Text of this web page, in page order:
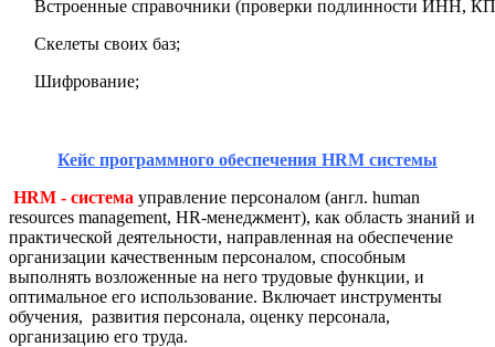
Встроенные справочники (проверки подлинности ИНН,
Скелеты своих баз;
Шифрование;
Кейс программного обеспечения HRM системы
HRM - система управление персоналом (англ. human
resources management, HR-менеджмент), как область знаний и
практической деятельности, направленная на обеспечение
организации качественным персоналом, способным
выполнять возложенные на него трудовые функции, и
оптимальное его использование. Включает инструменты
обучения, развития персонала, оценку персонала,
организацию его труда.